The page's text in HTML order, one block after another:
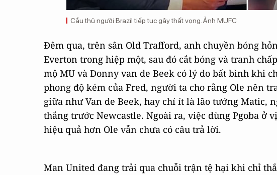
Cầu thủ người Brazil tiếp tục gây thất vọng. Ảnh MUFC
Đêm qua, trên sân Old Trafford, anh chuyền bóng
Everton trong hiệp một, sau đó cắt bóng và tranh
mộ MU và Donny van de Beek có lý do bất bình khi
phong độ kém của Fred, người ta cho rằng Ole nên
giữa như Van de Beek, hay chí ít là lão tướng Matic,
thắng trước Newcastle. Ngoài ra, việc dùng Pgoba
hiệu quả hơn Ole vẫn chưa có câu trả lời.
Man United đang trải qua chuỗi trận tệ hại khi chỉ